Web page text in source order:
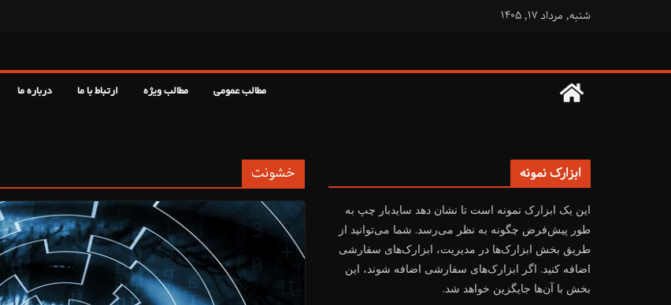
شنبه, مرداد ۱۷, ۱۴۰۵
مطالب عمومی مطالب ویژه ارتباط با ما درباره ما
خشونت ابزارک نمونه
این یک ابزارک نمونه است تا نشان دهد سایدبار چپ به
طور پیش‌فرض چگونه به نظر می‌رسد. شما می‌توانید از
طریق بخش ابزارک‌ها در مدیریت، ابزارک‌های سفارشی
اضافه کنید. اگر ابزارک‌های سفارشی اضافه شوند، این
بخش با آن‌ها جایگزین خواهد شد.